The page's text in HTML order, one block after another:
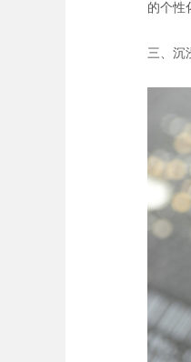
的个性
三、沉